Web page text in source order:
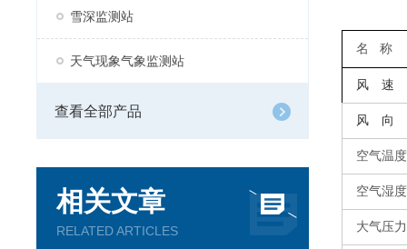
雪深监测站
天气现象气象监测站
查看全部产品
相关文章
RELATED ARTICLES
名 称
风 速
风 向
空气温度
空气湿度
大气压力